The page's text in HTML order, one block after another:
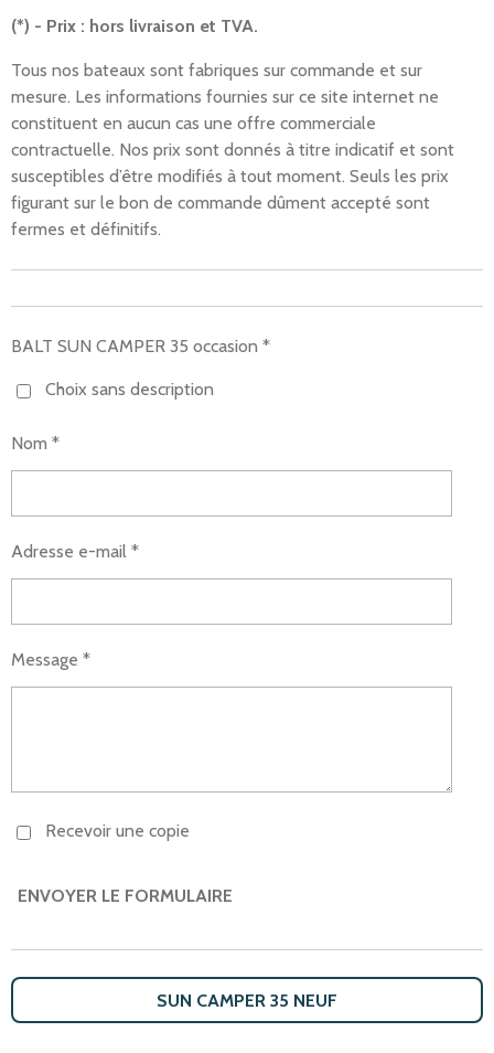
(*) - Prix : hors livraison et TVA.
Tous nos bateaux sont fabriques sur commande et sur
mesure. Les informations fournies sur ce site internet ne
constituent en aucun cas une offre commerciale
contractuelle. Nos prix sont donnés à titre indicatif et sont
susceptibles d’être modifiés à tout moment. Seuls les prix
figurant sur le bon de commande dûment accepté sont
fermes et définitifs.
BALT SUN CAMPER 35 occasion *
Choix sans description
Nom *
Adresse e-mail *
Message *
Recevoir une copie
ENVOYER LE FORMULAIRE
SUN CAMPER 35 NEUF